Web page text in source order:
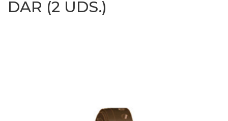
DAR (2 UDS.)